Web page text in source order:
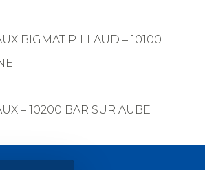
BIGMAT PILLAUD – 10100
– 10200 BAR SUR AUBE